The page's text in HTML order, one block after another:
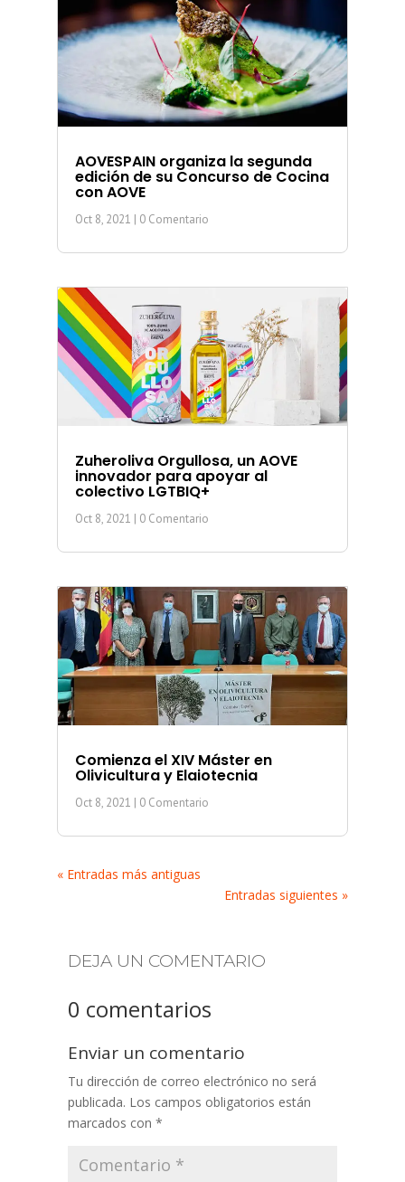
AOVESPAIN organiza la segunda
edición de su Concurso de Cocina
con AOVE
Oct 8, 2021 | 0 Comentario
Zuheroliva Orgullosa, un AOVE
innovador para apoyar al
colectivo LGTBIQ+
Oct 8, 2021 | 0 Comentario
Comienza el XIV Máster en
Olivicultura y Elaiotecnia
Oct 8, 2021 | 0 Comentario
« Entradas más antiguas
Entradas siguientes »
DEJA UN COMENTARIO
0 comentarios
Enviar un comentario
Tu dirección de correo electrónico no será
publicada. Los campos obligatorios están
marcados con *